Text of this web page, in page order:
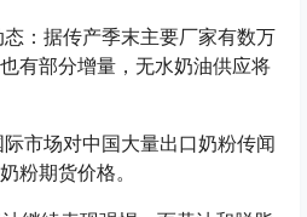
：据传产季末主要厂家有数万
有部分增量，无水奶油供应将
市场对中国大量出口奶粉传闻
粉期货价格。